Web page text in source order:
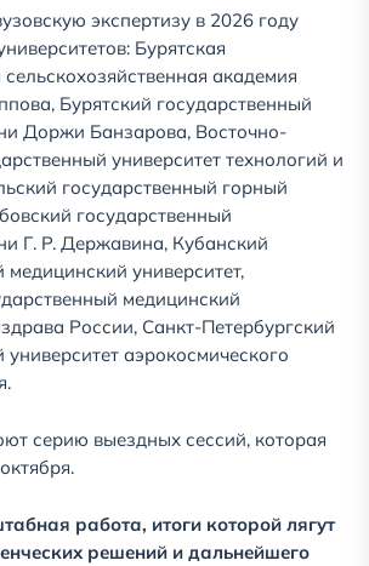
экспертизу в 2026 году
Бурятская
сельскохозяйственная академия
Бурятский государственный
Доржи Банзарова, Восточно-
университет технологий и
государственный горный
государственный
Г. Р. Державина, Кубанский
медицинский университет,
медицинский
России, Санкт-Петербургский
университет аэрокосмического
серию выездных сессий, которая
работа, итоги которой лягут
решений и дальнейшего